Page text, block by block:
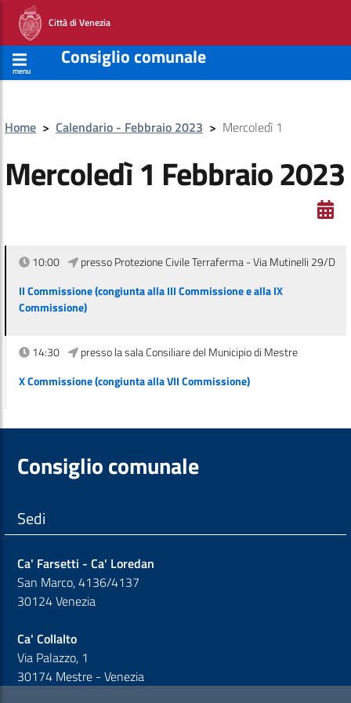
Città di Venezia
menu
Consiglio comunale
Home > Calendario - Febbraio 2023 > Mercoledì 1
Mercoledì 1 Febbraio 2023
10:00
presso Protezione Civile Terraferma - Via Mutinelli 29/D
II Commissione (congiunta alla III Commissione e alla IX
Commissione)
14:30
presso la sala Consiliare del Municipio di Mestre
X Commissione (congiunta alla VII Commissione)
Consiglio comunale
Sedi
Ca' Farsetti - Ca' Loredan
San Marco, 4136/4137
30124 Venezia
Ca' Collalto
Via Palazzo, 1
30174 Mestre - Venezia